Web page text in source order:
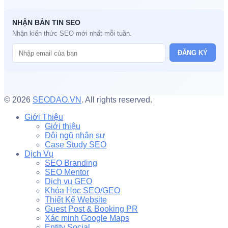
NHẬN BẢN TIN SEO
Nhận kiến thức SEO mới nhất mỗi tuần.
ĐĂNG KÝ
© 2026 SEODAO.VN . All rights reserved.
Giới Thiệu
Giới thiệu
Đội ngũ nhân sự
Case Study SEO
Dịch Vụ
SEO Branding
SEO Mentor
Dịch vụ GEO
Khóa Học SEO/GEO
Thiết Kế Website
Guest Post & Booking PR
Xác minh Google Maps